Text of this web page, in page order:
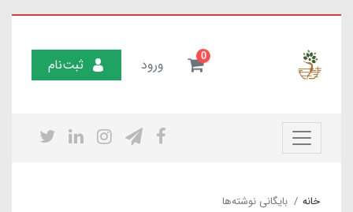
0 ورود ثبت‌نام
خانه بایگانی نوشته‌ها